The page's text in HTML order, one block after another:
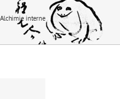
Alchimie interne